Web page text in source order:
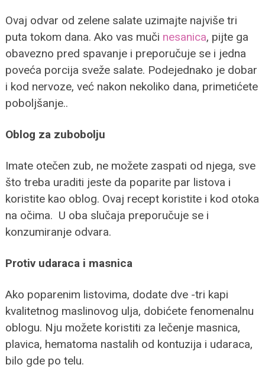
Ovaj odvar od zelene salate uzimajte najviše tri
puta tokom dana. Ako vas muči nesanica, pijte ga
obavezno pred spavanje i preporučuje se i jedna
poveća porcija sveže salate. Podejednako je dobar
i kod nervoze, već nakon nekoliko dana, primetićete
poboljšanje..
Oblog za zubobolju
Imate otečen zub, ne možete zaspati od njega, sve
što treba uraditi jeste da poparite par listova i
koristite kao oblog. Ovaj recept koristite i kod otoka
na očima. U oba slučaja preporučuje se i
konzumiranje odvara.
Protiv udaraca i masnica
Ako poparenim listovima, dodate dve -tri kapi
kvalitetnog maslinovog ulja, dobićete fenomenalnu
oblogu. Nju možete koristiti za lečenje masnica,
plavica, hematoma nastalih od kontuzija i udaraca,
bilo gde po telu.